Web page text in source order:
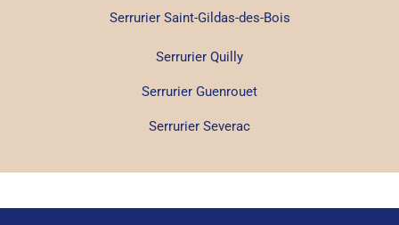
Serrurier Saint-Gildas-des-Bois
Serrurier Quilly
Serrurier Guenrouet
Serrurier Severac